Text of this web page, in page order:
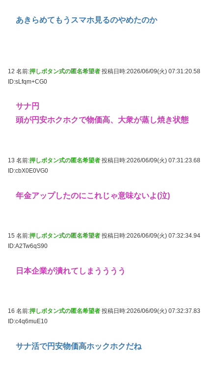
あきらめてもうスマホ見るのやめたのか
12 名前:押しボタン式の匿名希望者 投稿日時:2026/06/09(火) 07:31:20.58
ID:sLfqm+CG0
サナ円
頭が円安ホクホクで物価高、大衆が蒸し焼き状態
13 名前:押しボタン式の匿名希望者 投稿日時:2026/06/09(火) 07:31:23.68
ID:cbX0E0VG0
年金アップしたのにこれじゃ意味ないよ(泣)
15 名前:押しボタン式の匿名希望者 投稿日時:2026/06/09(火) 07:32:34.94
ID:A2Tw6qS90
日本企業が潰れてしまうううう
16 名前:押しボタン式の匿名希望者 投稿日時:2026/06/09(火) 07:32:37.83
ID:c4q6muE10
サナ活で円安物価高ホックホクだね